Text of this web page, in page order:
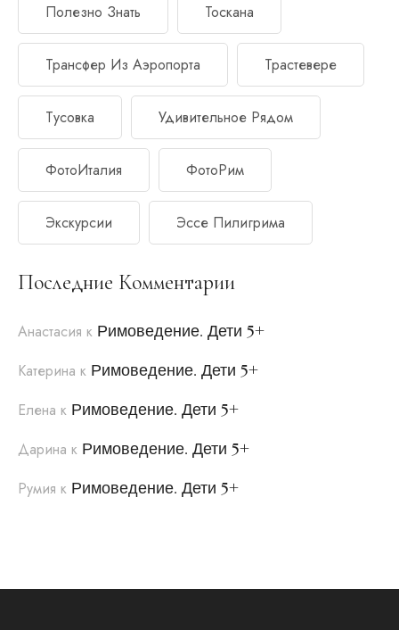
Полезно Знать Тоскана
Трансфер Из Аэропорта Трастевере
Тусовка Удивительное Рядом
ФотоИталия ФотоРим
Экскурсии Эссе Пилигрима
Последние Комментарии
Анастасия к Римоведение. Дети 5+
Катерина к Римоведение. Дети 5+
Елена к Римоведение. Дети 5+
Дарина к Римоведение. Дети 5+
Румия к Римоведение. Дети 5+